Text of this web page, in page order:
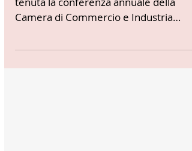
Londra – Il 18 novembre 2021 si è